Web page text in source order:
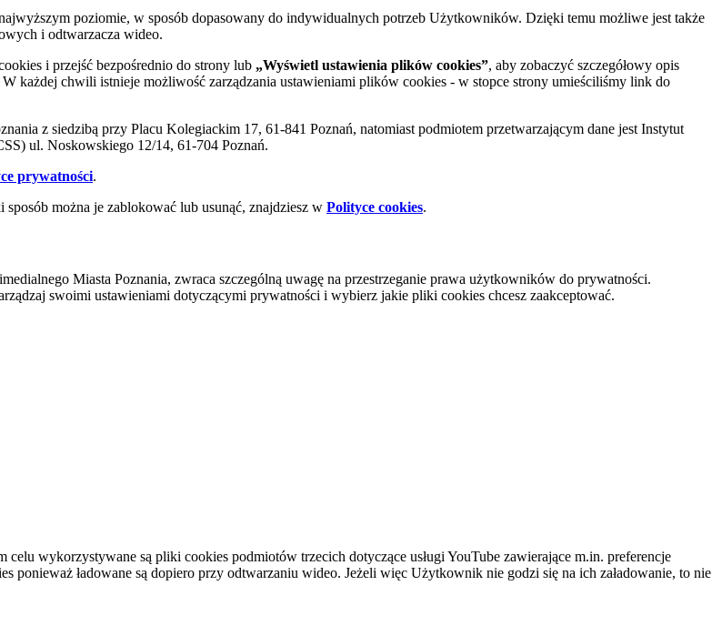
poziomie, w sposób dopasowany do indywidualnych potrzeb Użytkowników. Dzięki temu możliwe jest także
i odtwarzacza wideo.
i przejść bezpośrednio do strony lub „Wyświetl ustawienia plików cookies”, aby zobaczyć szczegółowy opis
każdej chwili istnieje możliwość zarządzania ustawieniami plików cookies - w stopce strony umieściliśmy link do
z siedzibą przy Placu Kolegiackim 17, 61-841 Poznań, natomiast podmiotem przetwarzającym dane jest Instytut
ul. Noskowskiego 12/14, 61-704 Poznań.
prywatności.
można je zablokować lub usunąć, znajdziesz w Polityce cookies.
Miasta Poznania, zwraca szczególną uwagę na przestrzeganie prawa użytkowników do prywatności.
swoimi ustawieniami dotyczącymi prywatności i wybierz jakie pliki cookies chcesz zaakceptować.
wykorzystywane są pliki cookies podmiotów trzecich dotyczące usługi YouTube zawierające m.in. preferencje
ładowane są dopiero przy odtwarzaniu wideo. Jeżeli więc Użytkownik nie godzi się na ich załadowanie, to nie